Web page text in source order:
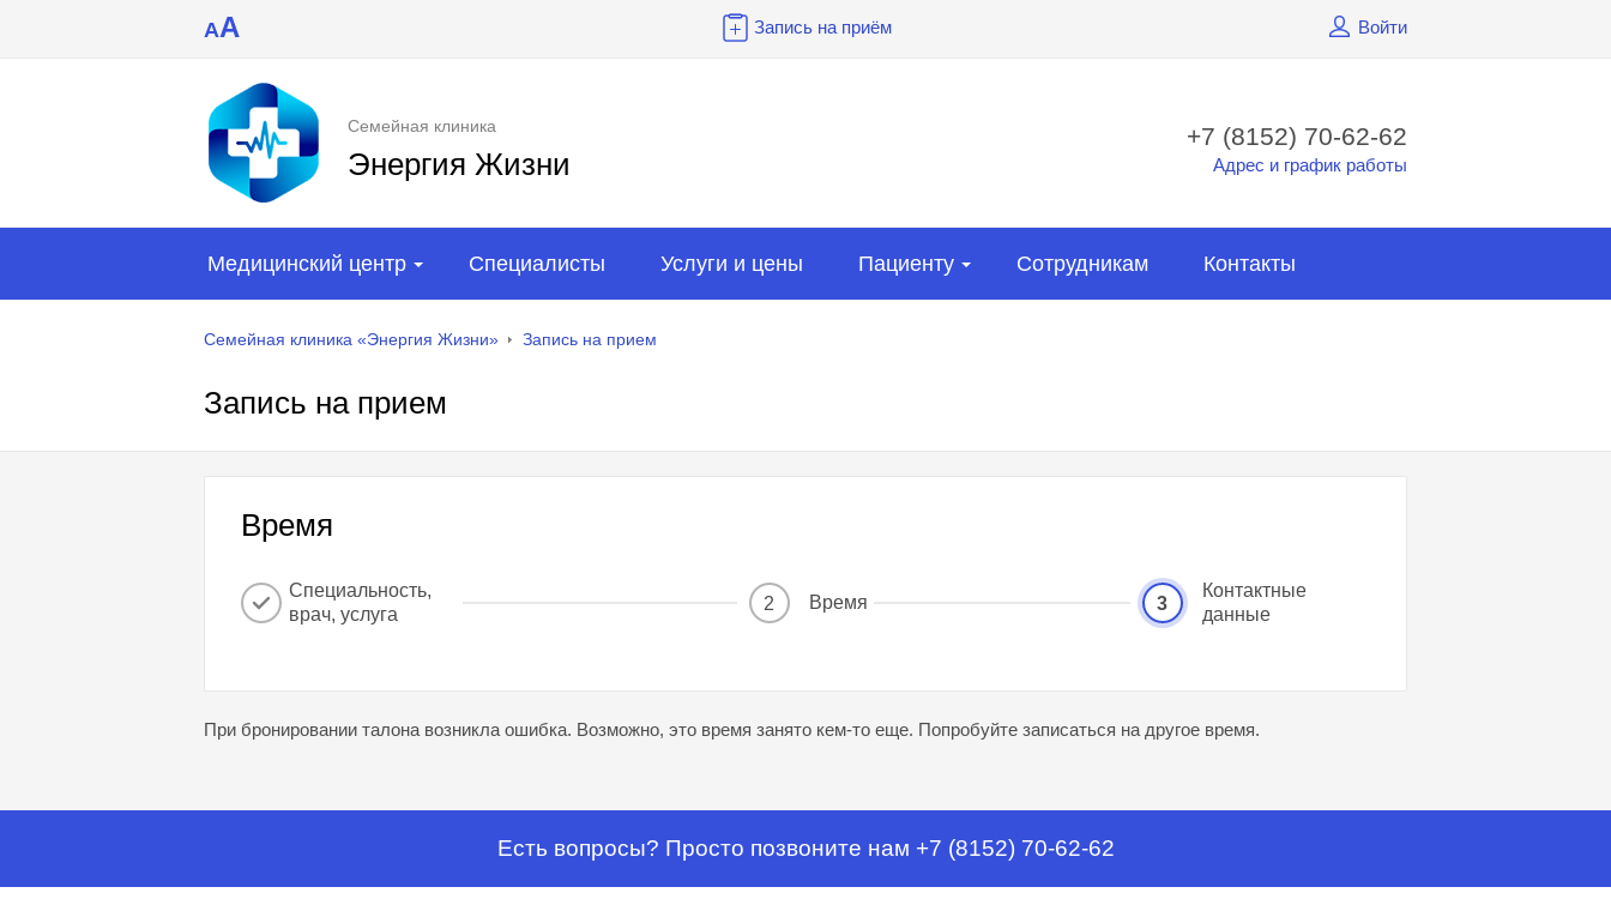
AA Запись на приём Войти
Семейная клиника
Энергия Жизни
+7 (8152) 70-62-62
Адрес и график работы
Медицинский центр Специалисты Услуги и цены Пациенту Сотрудникам Контакты
Семейная клиника «Энергия Жизни» Запись на прием
Запись на прием
Время
Специальность,
врач, услуга
2 Время 3
Контактные
данные
При бронировании талона возникла ошибка. Возможно, это время занято кем-то еще. Попробуйте записаться на другое время.
Есть вопросы? Просто позвоните нам +7 (8152) 70-62-62